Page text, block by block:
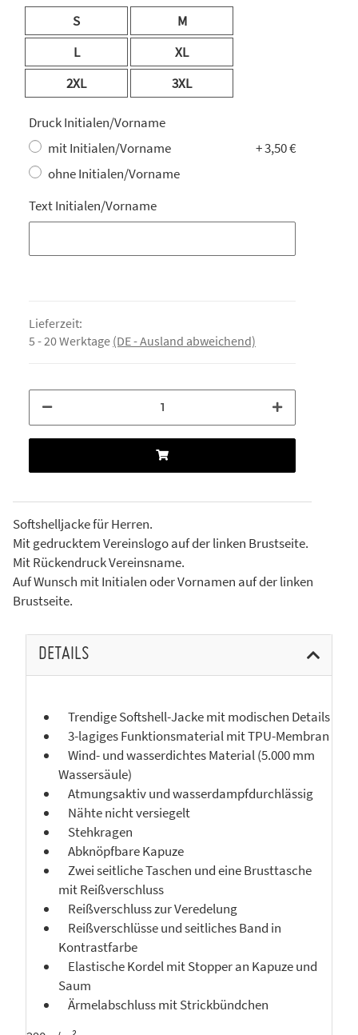
S
M
L
XL
2XL
3XL
Druck Initialen/Vorname
mit Initialen/Vorname
+ 3,50 €
ohne Initialen/Vorname
Text Initialen/Vorname
Lieferzeit:
5 - 20 Werktage (DE - Ausland abweichend)
Softshelljacke für Herren.
Mit gedrucktem Vereinslogo auf der linken Brustseite.
Mit Rückendruck Vereinsname.
Auf Wunsch mit Initialen oder Vornamen auf der linken
Brustseite.
DETAILS
Trendige Softshell-Jacke mit modischen Details
3-lagiges Funktionsmaterial mit TPU-Membran
Wind- und wasserdichtes Material (5.000 mm
Wassersäule)
Atmungsaktiv und wasserdampfdurchlässig
Nähte nicht versiegelt
Stehkragen
Abknöpfbare Kapuze
Zwei seitliche Taschen und eine Brusttasche
mit Reißverschluss
Reißverschluss zur Veredelung
Reißverschlüsse und seitliches Band in
Kontrastfarbe
Elastische Kordel mit Stopper an Kapuze und
Saum
Ärmelabschluss mit Strickbündchen